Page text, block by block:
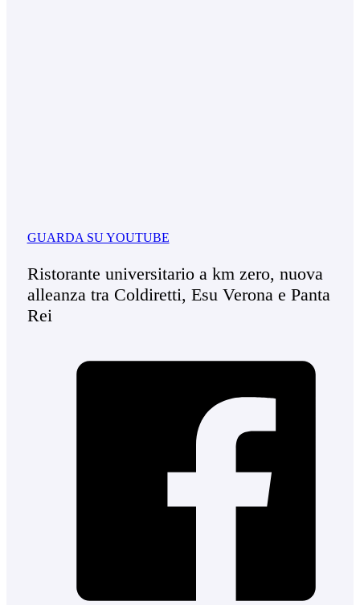
GUARDA SU YOUTUBE
Ristorante universitario a km zero, nuova
alleanza tra Coldiretti, Esu Verona e Panta
Rei